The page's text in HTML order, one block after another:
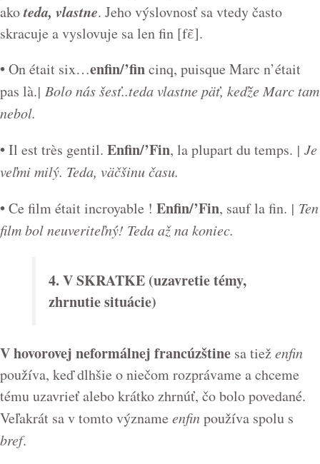
akoteda, vlastne. Jeho výslovnosť sa vtedy často
skracuje a vyslovuje sa len fin [fε̃].
•On était six…enfin/’fincinq, puisque Marc n’était
pas là.| Bolo nás šesť..teda vlastne päť, keďže Marc tam
nebol.
•Il est très gentil. Enfin/’Fin, la plupart du temps. | Je
veľmi milý. Teda, väčšinu času.
•Ce film était incroyable ! Enfin/’Fin, sauf la fin. | Ten
film bol neuveriteľný! Teda až na koniec.
4. V SKRATKE (uzavretie témy,
zhrnutie situácie)
V hovorovej neformálnej francúzštine sa tieženfin
používa, keď dlhšie o niečom rozprávame a chceme
tému uzavrieť alebo krátko zhrnúť, čo bolo povedané.
Veľakrát sa v tomto význame enfinpoužíva spolu s
bref.